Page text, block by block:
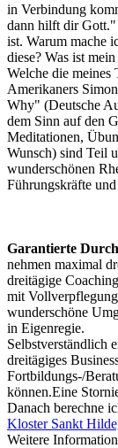
in Verbindung
dann hilft dir Gott."
ist. Warum mache
diese? Was ist
Welche die meines
Amerikaners
Why" (Deutsche
dem Sinn auf den
Meditationen,
Wunsch) sind Teil
wunderschönen
Führungskräfte
Garantierte
nehmen maximal
dreitägige
mit
wunderschöne
in Eigenregie.
Selbstverständlich
dreitägiges
Fortbildungs-/
können.Eine
Danach berechne
Kloster Sankt
Weitere